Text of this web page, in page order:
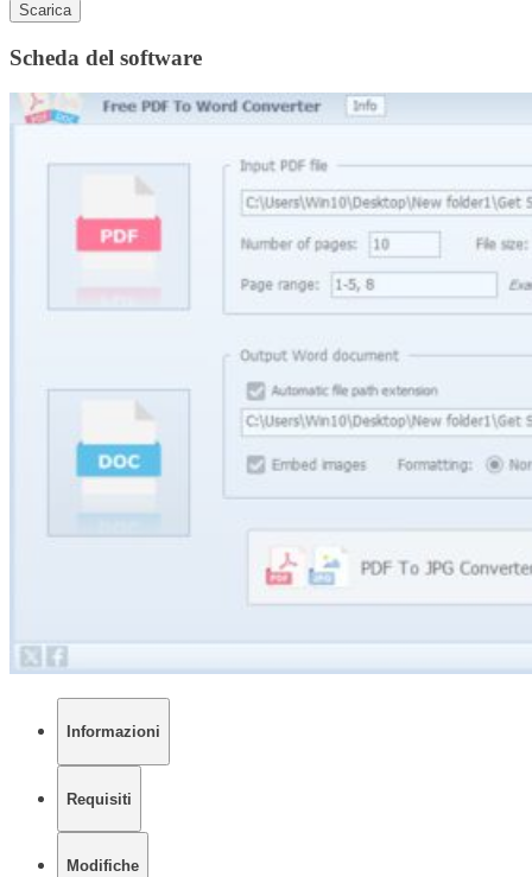
Scarica
Scheda del software
Informazioni
Requisiti
Modifiche